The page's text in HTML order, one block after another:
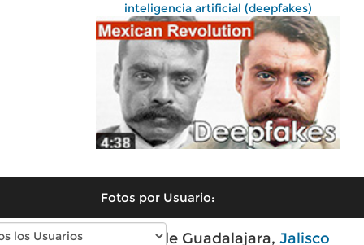
inteligencia artificial (deepfakes)
Fotos por Usuario:
Fotos modernas de Guadalajara, Jalisco